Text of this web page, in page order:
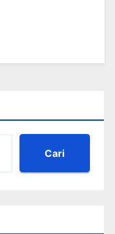
Cari